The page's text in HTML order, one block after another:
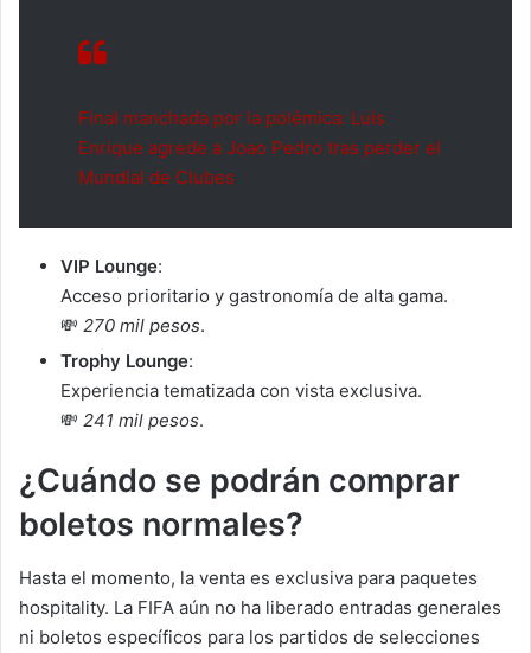
Final manchada por la polémica: Luis
Enrique agrede a Joao Pedro tras perder el
Mundial de Clubes
VIP Lounge:
Acceso prioritario y gastronomía de alta gama.
💸 270 mil pesos.
Trophy Lounge:
Experiencia tematizada con vista exclusiva.
💸 241 mil pesos.
¿Cuándo se podrán comprar
boletos normales?
Hasta el momento, la venta es exclusiva para paquetes
hospitality. La FIFA aún no ha liberado entradas generales
ni boletos específicos para los partidos de selecciones